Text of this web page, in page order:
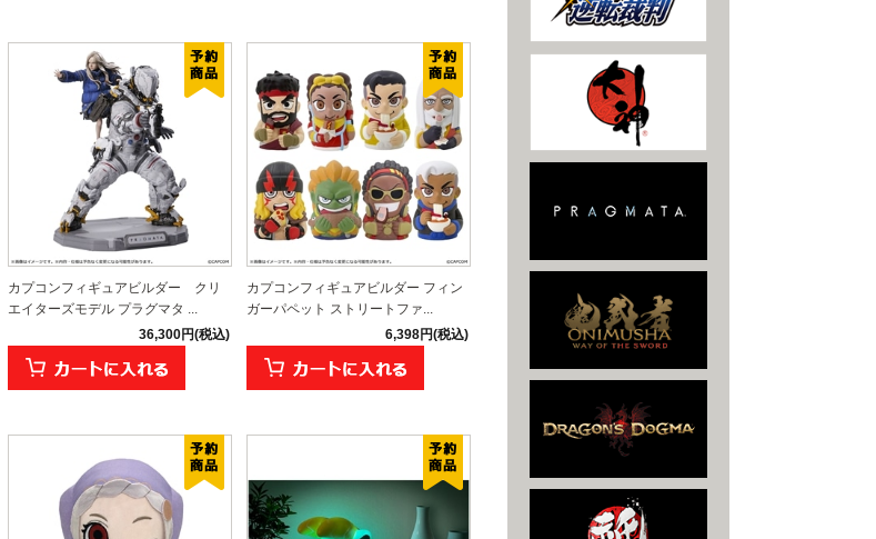
カプコンフィギュアビルダー クリ
エイターズモデル プラグマタ ...
36,300円(税込)
カプコンフィギュアビルダー フィン
ガーパペット ストリートファ...
6,398円(税込)